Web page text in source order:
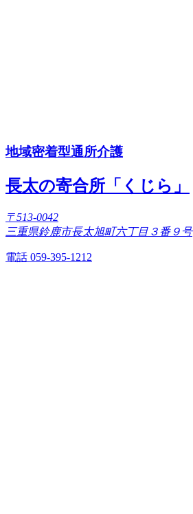
地域密着型通所介護
長太の寄合所「くじら」
〒513-0042
三重県鈴鹿市長太旭町六丁目３番９号
電話 059-395-1212